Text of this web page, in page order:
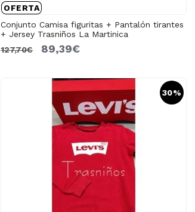
OFERTA
Conjunto Camisa figuritas + Pantalón tirantes
+ Jersey Trasniños La Martinica
127,70€
89,39€
30%